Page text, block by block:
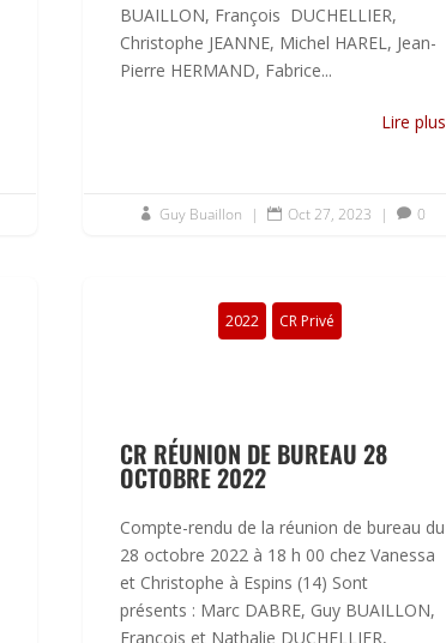
BUAILLON, François DUCHELLIER,
Christophe JEANNE, Michel HAREL, Jean-
Pierre HERMAND, Fabrice...
Lire plus
 Guy Buaillon |  Oct 27, 2023 |  0
2022 CR Privé
CR RÉUNION DE BUREAU 28
OCTOBRE 2022
Compte-rendu de la réunion de bureau du
28 octobre 2022 à 18 h 00 chez Vanessa
et Christophe à Espins (14) Sont
présents : Marc DABRE, Guy BUAILLON,
François et Nathalie DUCHELLIER,